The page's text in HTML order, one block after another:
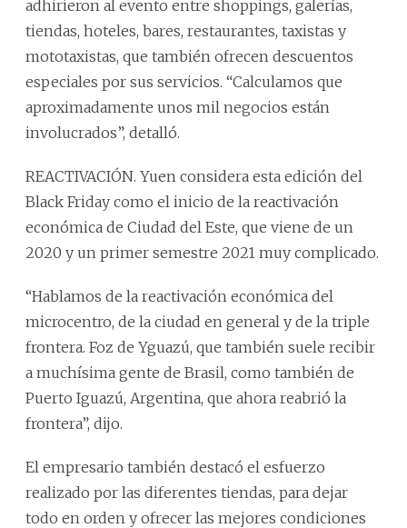
adhirieron al evento entre shoppings, galerías,
tiendas, hoteles, bares, restaurantes, taxistas y
mototaxistas, que también ofrecen descuentos
especiales por sus servicios. “Calculamos que
aproximadamente unos mil negocios están
involucrados”, detalló.
REACTIVACIÓN. Yuen considera esta edición del
Black Friday como el inicio de la reactivación
económica de Ciudad del Este, que viene de un
2020 y un primer semestre 2021 muy complicado.
“Hablamos de la reactivación económica del
microcentro, de la ciudad en general y de la triple
frontera. Foz de Yguazú, que también suele recibir
a muchísima gente de Brasil, como también de
Puerto Iguazú, Argentina, que ahora reabrió la
frontera”, dijo.
El empresario también destacó el esfuerzo
realizado por las diferentes tiendas, para dejar
todo en orden y ofrecer las mejores condiciones